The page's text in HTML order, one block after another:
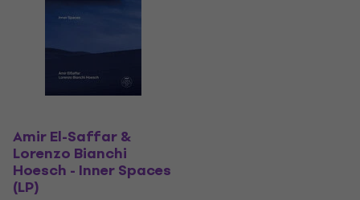
Amir El-Saffar &
Lorenzo Bianchi
Hoesch - Inner Spaces
(LP)